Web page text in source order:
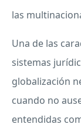
las
Una de las
sistemas
globalización
cuando no
entendidas